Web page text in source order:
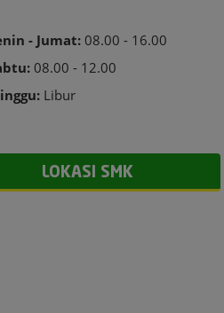
- Jumat: 08.00 - 16.00
08.00 - 12.00
Libur
LOKASI SMK